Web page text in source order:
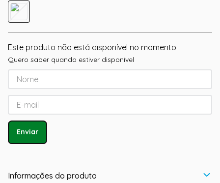
Este produto não está disponível no momento
Quero saber quando estiver disponível
Enviar
Informações do produto